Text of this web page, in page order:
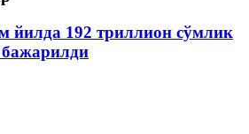
йилда 192 триллион сўмлик